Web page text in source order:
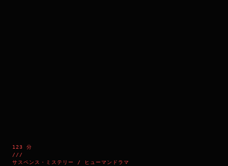
123 分
///
サスペンス・ミステリー / ヒューマンドラマ